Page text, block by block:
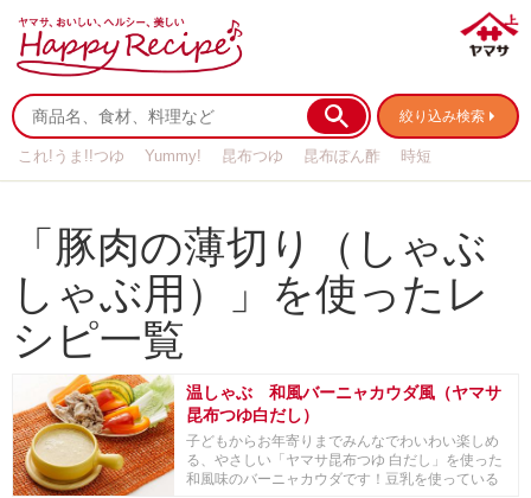
絞り込み検索
これ!うま!!つゆ Yummy! 昆布つゆ 昆布ぽん酢
時短
「豚肉の薄切り（しゃぶ
しゃぶ用）」を使ったレ
シピ一覧
温しゃぶ 和風バーニャカウダ風（ヤマサ
昆布つゆ白だし）
子どもからお年寄りまでみんなでわいわい楽しめ
る、やさしい「ヤマサ昆布つゆ 白だし」を使った
和風味のバーニャカウダです！豆乳を使っている